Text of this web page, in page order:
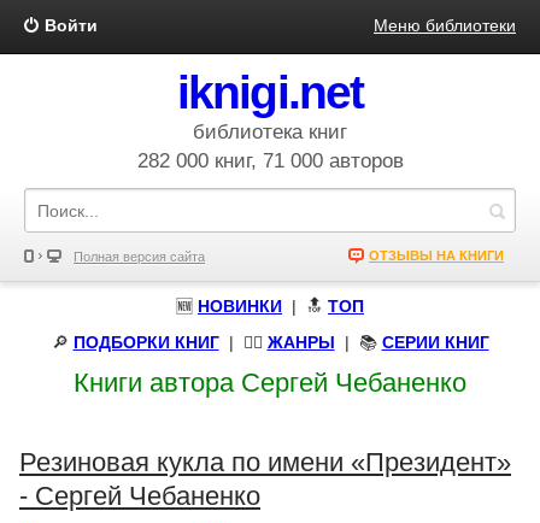
Войти Меню библиотеки
iknigi.net
библиотека книг
282 000 книг, 71 000 авторов
Полная версия сайта ОТЗЫВЫ НА КНИГИ
🆕 НОВИНКИ | 🔝 ТОП
🔎 ПОДБОРКИ КНИГ| 🧝‍♀️ ЖАНРЫ | 📚 СЕРИИ КНИГ
Книги автора Сергей Чебаненко
Резиновая кукла по имени «Президент»
- Сергей Чебаненко